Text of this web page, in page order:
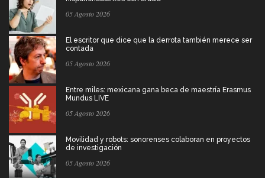
05 Agosto 2026
El escritor que dice que la derrota también merece ser
contada
05 Agosto 2026
Entre miles: mexicana gana beca de maestría Erasmus
Mundus LIVE
05 Agosto 2026
Movilidad y robots: sonorenses colaboran en proyectos
de investigación
05 Agosto 2026